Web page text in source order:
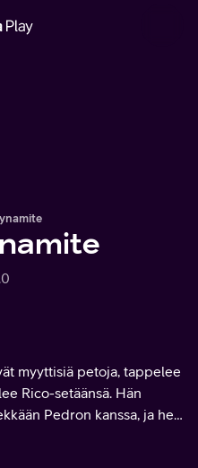
myyttisiä petoja, tappelee
Rico-setäänsä. Hän
Pedron kanssa, ja he